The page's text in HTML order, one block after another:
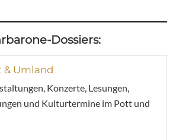
Dossiers:
& Umland
Konzerte, Lesungen,
und Kulturtermine im Pott und